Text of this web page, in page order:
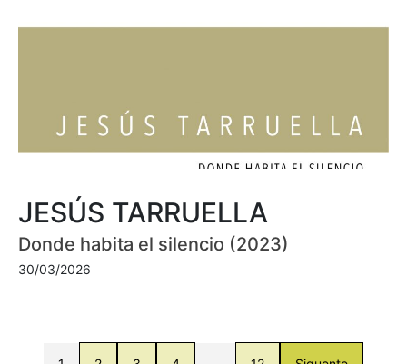
JESÚS TARRUELLA
Donde habita el silencio (2023)
30/03/2026